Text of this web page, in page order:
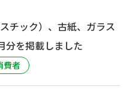
チック）、古紙、ガラス
分を掲載しました
費者